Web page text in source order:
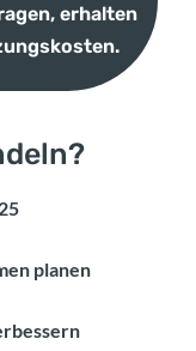
erhalten
planen